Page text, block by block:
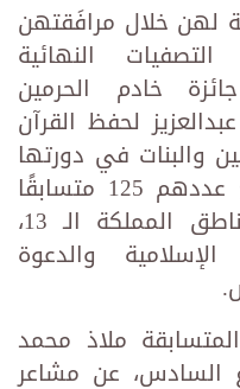
لهن خلال مرافَقتهن
النهائية
خادم الحرمين
لحفظ القرآن
والبنات في دورتها
السادسة والعشرين، والبالغ عددهم 125 متسابقًا
ومتسابقة يمثلون جميع مناطق المملكة الـ 13،
والدعوة
ملاذ محمد
السادس، عن مشاعر